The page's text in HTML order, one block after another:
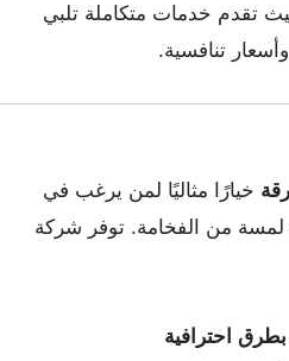
تقدم خدمات متكاملة تلبي
تنافسية.
خيارًا مثاليًا لمن يرغب في
من الفخامة. توفر شركة
احترافية